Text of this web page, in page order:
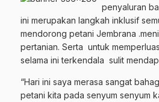
penyaluran
ini merupakan langkah inklusif
mendorong petani Jembrana
pertanian. Serta untuk
selama ini terkendala sulit
“Hari ini saya merasa sangat
petani kita pada senyum senyum